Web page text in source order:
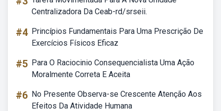
Centralizadora Da Ceab-rd/srseii.
#4 Princípios Fundamentais Para Uma Prescrição De
Exercícios Físicos Eficaz
#5 Para O Raciocinio Consequencialista Uma Ação
Moralmente Correta E Aceita
#6 No Presente Observa-se Crescente Atenção Aos
Efeitos Da Atividade Humana